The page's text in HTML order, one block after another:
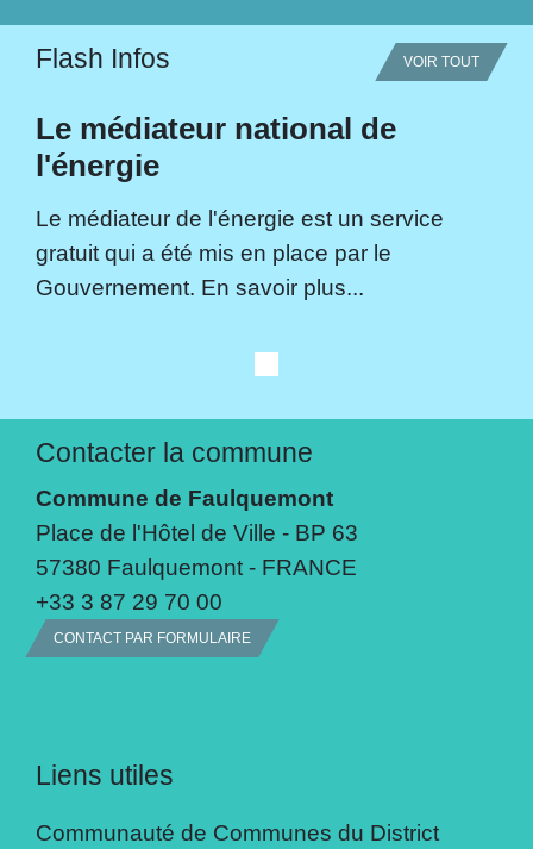
Flash Infos VOIR TOUT
Le médiateur national de
l'énergie
Le médiateur de l'énergie est un service
gratuit qui a été mis en place par le
Gouvernement. En savoir plus...
Contacter la commune
Commune de Faulquemont
Place de l'Hôtel de Ville - BP 63
57380 Faulquemont - FRANCE
+33 3 87 29 70 00
CONTACT PAR FORMULAIRE
Liens utiles
Communauté de Communes du District